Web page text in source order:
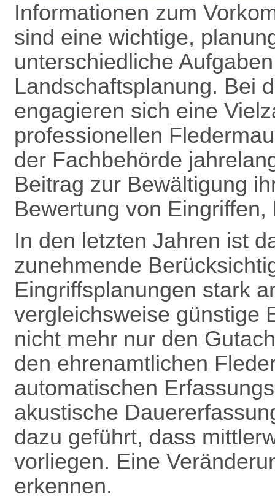
Informationen zum
sind eine wichtige,
unterschiedliche
Landschafts­planung. Bei
engagieren sich eine
professionellen
der Fachbehörde
Beitrag zur Bewältigung
Bewertung von
In den letzten Jahren ist
zunehmende
Eingriffsplanungen stark
vergleichsweise günstige
nicht mehr nur den
den ehrenamtlichen
automatischen
akustische
dazu geführt, dass
vorliegen. Eine
erkennen.